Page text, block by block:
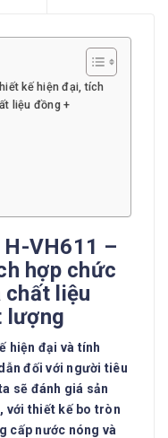
kế hiện đại, tích
liệu đồng +
H-VH611 –
hợp chức
chất liệu
lượng
hiện đại và tính
đối với người tiêu
sẽ đánh giá sản
, với thiết kế bo tròn
cấp nước nóng và